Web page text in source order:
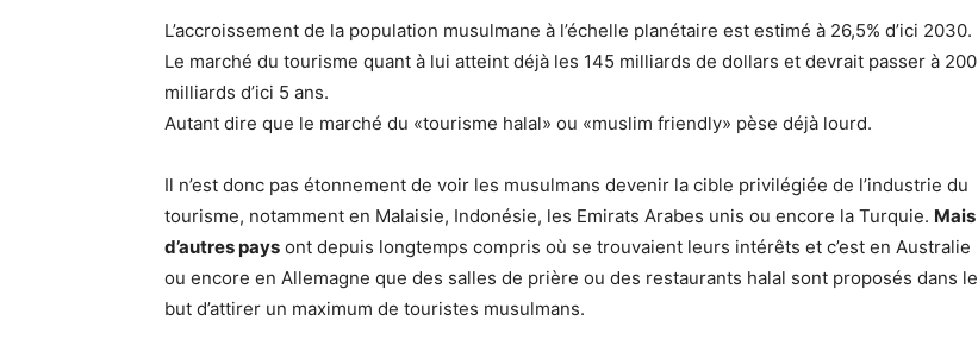
L’accroissement de la population musulmane à l’échelle planétaire est estimé à 26,5% d’ici 2030.
Le marché du tourisme quant à lui atteint déjà les 145 milliards de dollars et devrait passer à 200
milliards d’ici 5 ans.
Autant dire que le marché du «tourisme halal» ou «muslim friendly» pèse déjà lourd.
Il n’est donc pas étonnement de voir les musulmans devenir la cible privilégiée de l’industrie du
tourisme, notamment en Malaisie, Indonésie, les Emirats Arabes unis ou encore la Turquie. Mais
d’autres pays ont depuis longtemps compris où se trouvaient leurs intérêts et c’est en Australie
ou encore en Allemagne que des salles de prière ou des restaurants halal sont proposés dans le
but d’attirer un maximum de touristes musulmans.